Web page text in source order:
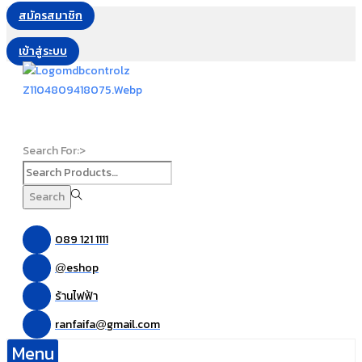
สมัครสมาชิก
เข้าสู่ระบบ
Search For:>
Search
089 121 1111
@eshop
ร้านไฟฟ้า
ranfaifa@gmail.com
Menu